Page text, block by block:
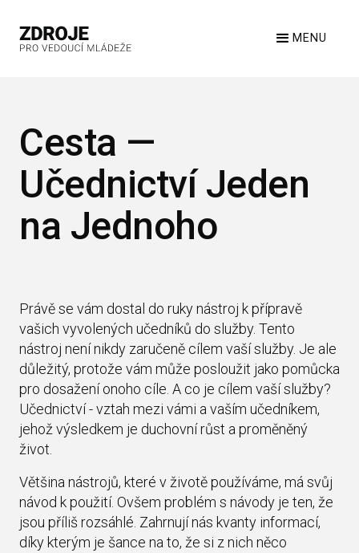
MENU
Cesta —
Učednictví Jeden
na Jednoho
Právě se vám dostal do ruky nástroj k přípravě
vašich vyvolených učedníků do služby. Tento
nástroj není nikdy zaručeně cílem vaší služby. Je ale
důležitý, protože vám může posloužit jako pomůcka
pro dosažení onoho cíle. A co je cílem vaší služby?
Učednictví - vztah mezi vámi a vaším učedníkem,
jehož výsledkem je duchovní růst a proměněný
život.
Většina nástrojů, které v životě používáme, má svůj
návod k použití. Ovšem problém s návody je ten, že
jsou příliš rozsáhlé. Zahrnují nás kvanty informací,
díky kterým je šance na to, že si z nich něco